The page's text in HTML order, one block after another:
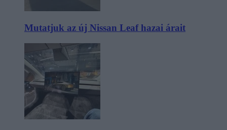
Mutatjuk az új Nissan Leaf hazai árait